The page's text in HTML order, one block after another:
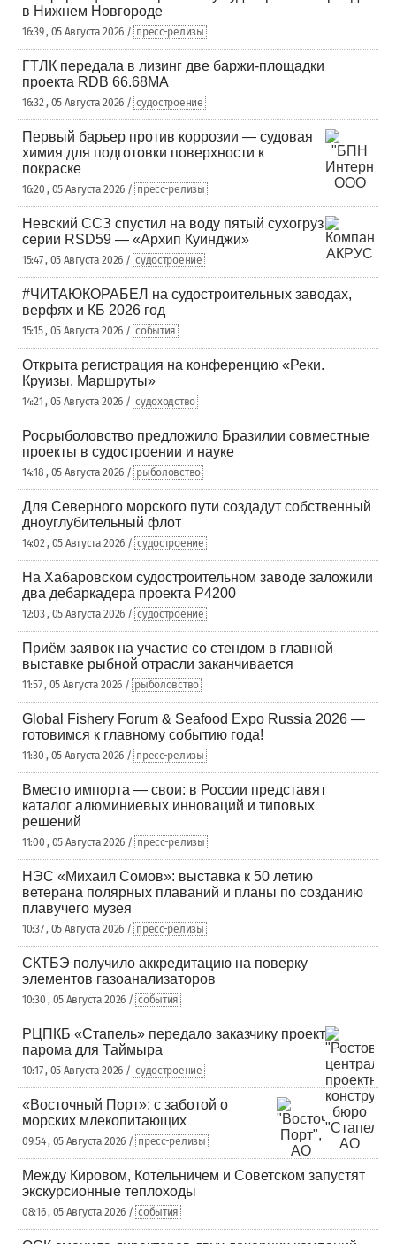
в Нижнем Новгороде
16:39 , 05 Августа 2026 / пресс-релизы
ГТЛК передала в лизинг две баржи-площадки
проекта RDB 66.68МА
16:32 , 05 Августа 2026 / судостроение
Первый барьер против коррозии — судовая
химия для подготовки поверхности к
покраске
16:20 , 05 Августа 2026 / пресс-релизы
Невский ССЗ спустил на воду пятый сухогруз
серии RSD59 — «Архип Куинджи»
15:47 , 05 Августа 2026 / судостроение
#ЧИТАЮКОРАБЕЛ на судостроительных заводах,
верфях и КБ 2026 год
15:15 , 05 Августа 2026 / события
Открыта регистрация на конференцию «Реки.
Круизы. Маршруты»
14:21 , 05 Августа 2026 / судоходство
Росрыболовство предложило Бразилии совместные
проекты в судостроении и науке
14:18 , 05 Августа 2026 / рыболовство
Для Северного морского пути создадут собственный
дноуглубительный флот
14:02 , 05 Августа 2026 / судостроение
На Хабаровском судостроительном заводе заложили
два дебаркадера проекта Р4200
12:03 , 05 Августа 2026 / судостроение
Приём заявок на участие со стендом в главной
выставке рыбной отрасли заканчивается
11:57 , 05 Августа 2026 / рыболовство
Global Fishery Forum & Seafood Expo Russia 2026 —
готовимся к главному событию года!
11:30 , 05 Августа 2026 / пресс-релизы
Вместо импорта — свои: в России представят
каталог алюминиевых инноваций и типовых
решений
11:00 , 05 Августа 2026 / пресс-релизы
НЭС «Михаил Сомов»: выставка к 50 летию
ветерана полярных плаваний и планы по созданию
плавучего музея
10:37 , 05 Августа 2026 / пресс-релизы
СКТБЭ получило аккредитацию на поверку
элементов газоанализаторов
10:30 , 05 Августа 2026 / события
РЦПКБ «Стапель» передало заказчику проект
парома для Таймыра
10:17 , 05 Августа 2026 / судостроение
«Восточный Порт»: с заботой о
морских млекопитающих
09:54 , 05 Августа 2026 / пресс-релизы
Между Кировом, Котельничем и Советском запустят
экскурсионные теплоходы
08:16 , 05 Августа 2026 / события